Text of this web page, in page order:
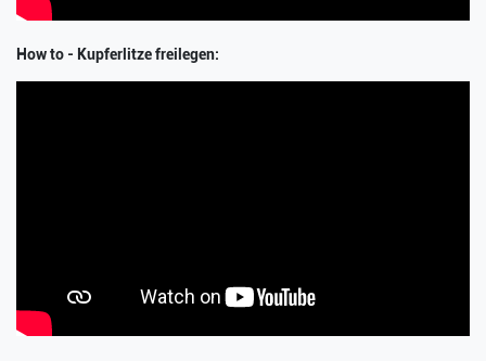
How to - Kupferlitze freilegen: